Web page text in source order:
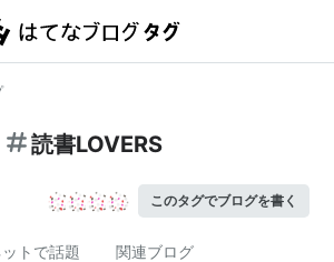
読書LOVERS
このタグでブログを書く
トで話題 関連ブログ